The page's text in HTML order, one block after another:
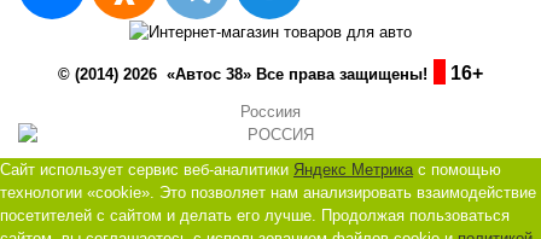
© (2014) 2026 «Автос 38» Все права защищены! 16+
Россиия
Сайт использует сервис веб-аналитики Яндекс Метрика с помощью
технологии «cookie». Это позволяет нам анализировать взаимодействие
посетителей с сайтом и делать его лучше. Продолжая пользоваться